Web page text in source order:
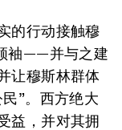
的行动接触穆
袖——并与之建
让穆斯林群体
”。西方绝大
益，并对其拥